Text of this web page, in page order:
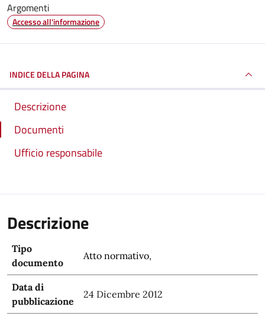
Argomenti
Accesso all'informazione
INDICE DELLA PAGINA
Descrizione
Documenti
Ufficio responsabile
Descrizione
Tipo
documento
Atto normativo,
Data di
pubblicazione
24 Dicembre 2012